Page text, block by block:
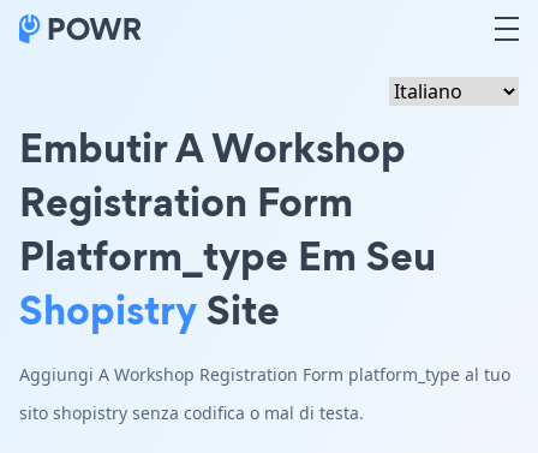
Embutir A Workshop
Registration Form
Platform_type Em Seu
ShopistrySite
Aggiungi A Workshop Registration Form platform_type al tuo
sito shopistry senza codifica o mal di testa.